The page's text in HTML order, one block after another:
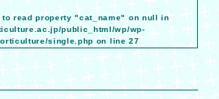
to read property "cat_name" on null in
public_html/wp/wp-
single.php on line27